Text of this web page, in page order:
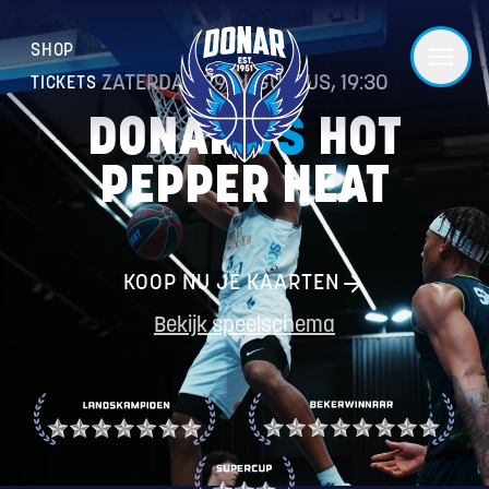
SHOP
TICKETS ZATERDAG 29 AUGUSTUS, 19:30
Next game DONAR VS HOT
PEPPER HEAT
KOOP NU JE KAARTEN
Bekijk speelschema